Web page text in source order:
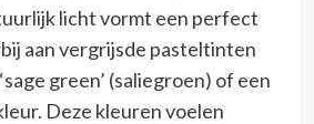
licht vormt een perfect
aan vergrijsde pasteltinten
green’ (saliegroen) of een
Deze kleuren voelen